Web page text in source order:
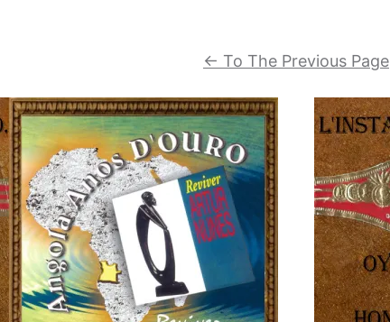
← To The Previous Page